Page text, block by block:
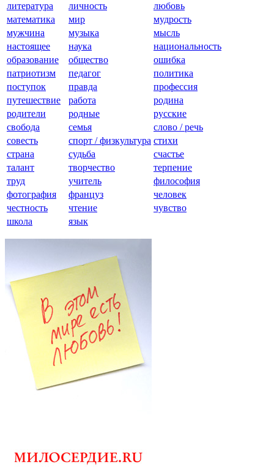
литература
личность
любовь
математика
мир
мудрость
мужчина
музыка
мысль
настоящее
наука
национальность
образование
общество
ошибка
патриотизм
педагог
политика
поступок
правда
профессия
путешествие
работа
родина
родители
родные
русские
свобода
семья
слово / речь
совесть
спорт / физкультура стихи
страна
судьба
счастье
талант
творчество
терпение
труд
учитель
философия
фотография
француз
человек
честность
чтение
чувство
школа
язык